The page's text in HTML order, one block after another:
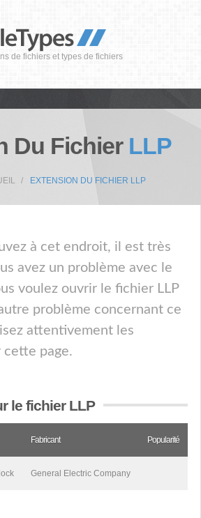
de fichiers et types de fichiers
Du Fichier LLP
EXTENSION DU FICHIER LLP
à cet endroit, il est très
avez un problème avec le
voulez ouvrir le fichier LLP
problème concernant ce
attentivement les
cette page.
le fichier LLP
Fabricant Popularité
General Electric Company